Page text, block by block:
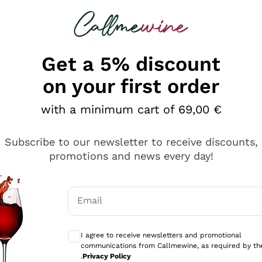
looking for
è male ma secondo me ci sono alternative che
Get a 5% discount
on your first order
with a minimum cart of 69,00 €
Subscribe to our newsletter to receive discounts,
promotions and news every day!
Email
I agree to receive newsletters and promotional
communications from Callmewine, as required by
.Privacy Policy